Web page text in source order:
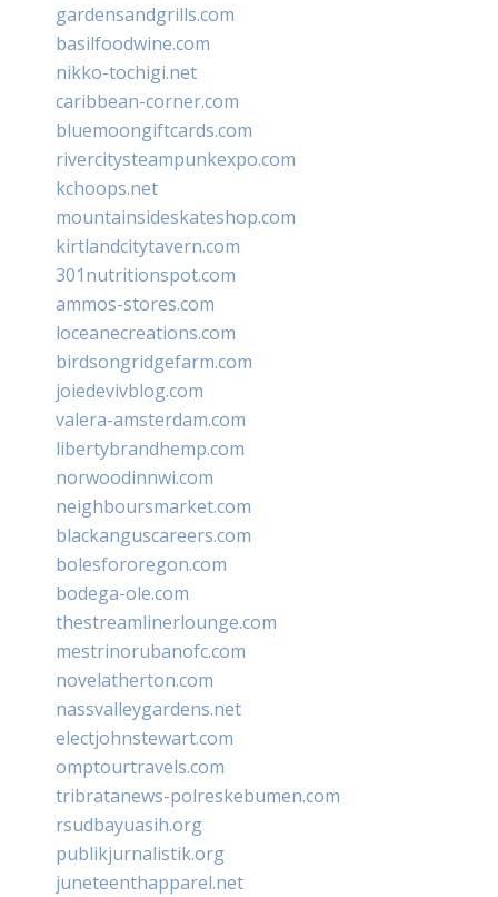
gardensandgrills.com
basilfoodwine.com
nikko-tochigi.net
caribbean-corner.com
bluemoongiftcards.com
rivercitysteampunkexpo.com
kchoops.net
mountainsideskateshop.com
kirtlandcitytavern.com
301nutritionspot.com
ammos-stores.com
loceanecreations.com
birdsongridgefarm.com
joiedevivblog.com
valera-amsterdam.com
libertybrandhemp.com
norwoodinnwi.com
neighboursmarket.com
blackanguscareers.com
bolesfororegon.com
bodega-ole.com
thestreamlinerlounge.com
mestrinorubanofc.com
novelatherton.com
nassvalleygardens.net
electjohnstewart.com
omptourtravels.com
tribratanews-polreskebumen.com
rsudbayuasih.org
publikjurnalistik.org
juneteenthapparel.net